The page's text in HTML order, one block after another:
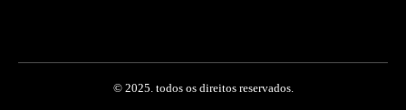
© 2025. todos os direitos reservados.